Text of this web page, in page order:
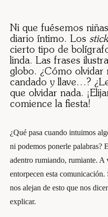
Ni que fuésemos
diario íntimo. Los
cierto tipo de
linda. Las frases
globo. ¿Cómo olvidar
candado y llave…?
que olvidar nada.
comience la fiesta!
¿Qué pasa cuando intuimos
ni podemos ponerle palabras?
adentro rumiando, rumiante. A
entorpecen esta
nos alejan de esto que nos
explicar.